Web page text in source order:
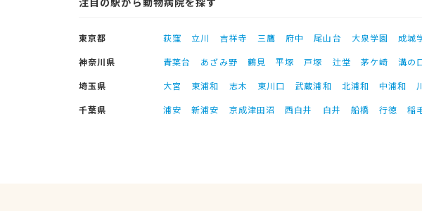
東京都 荻窪 立川 吉祥寺 三鷹 府中 尾山台 大泉学園 成城
神奈川県
青葉台 あざみ野 鶴見 平塚 戸塚 辻堂 茅ケ崎
溝の
埼玉県
大宮 東浦和 志木 東川口 武蔵浦和 北浦和 中浦和
千葉県
浦安 新浦安 京成津田沼 西白井 白井 船橋 行徳 稲